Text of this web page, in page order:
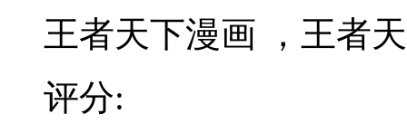
王者天下漫画 ，王者
评分: